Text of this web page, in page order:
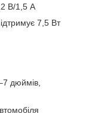
В/1,5 А
7,5 Вт
дюймів,